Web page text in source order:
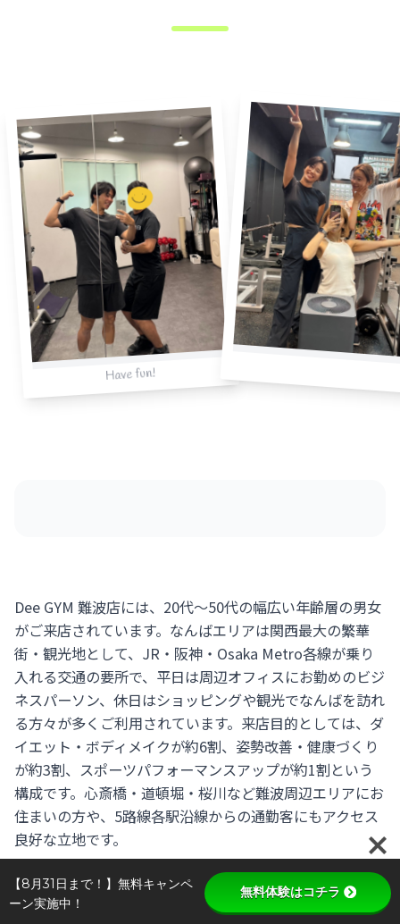
Have fun!
Dee GYM 難波店には、20代〜50代の幅広い年齢層の男女
がご来店されています。なんばエリアは関西最大の繁華
街・観光地として、JR・阪神・Osaka Metro各線が乗り
入れる交通の要所で、平日は周辺オフィスにお勤めのビジ
ネスパーソン、休日はショッピングや観光でなんばを訪れ
る方々が多くご利用されています。来店目的としては、ダ
イエット・ボディメイクが約6割、姿勢改善・健康づくり
が約3割、スポーツパフォーマンスアップが約1割という
構成です。心斎橋・道頓堀・桜川など難波周辺エリアにお
住まいの方や、5路線各駅沿線からの通勤客にもアクセス
良好な立地です。
【8月31日まで！】無料キャンペ
ーン実施中！
無料体験はコチラ